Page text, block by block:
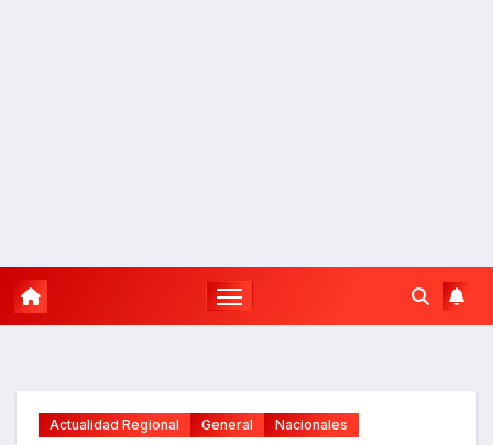
Actualidad Regional General Nacionales